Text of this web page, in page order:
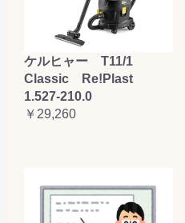
ケルヒャー T11/1
Classic Re!Plast
1.527-210.0
￥29,260